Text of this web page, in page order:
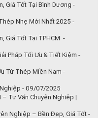
Giá Tốt Tại Bình Dương -
Nhẹ Mới Nhất 2025 -
Giá Tốt Tại TPHCM -
Pháp Tối Ưu & Tiết Kiệm -
Từ Thép Miền Nam -
Nghiệp - 09/07/2025
– Tư Vấn Chuyên Nghiệp |
Nghiệp – Bền Đẹp, Giá Tốt -